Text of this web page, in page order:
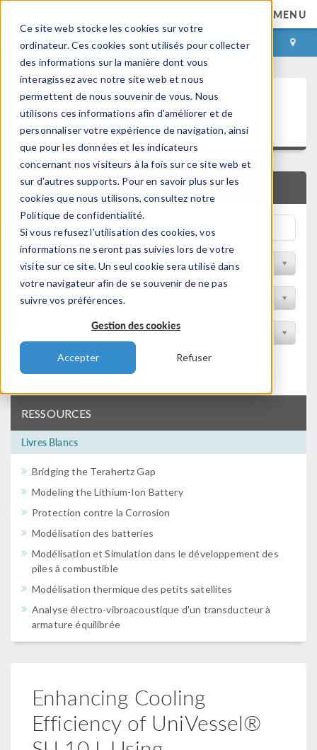
Ce site web stocke les cookies sur votre
ordinateur. Ces cookies sont utilisés pour collecter
des informations sur la manière dont vous
interagissez avec notre site web et nous
permettent de nous souvenir de vous. Nous
utilisons ces informations afin d'améliorer et de
personnaliser votre expérience de navigation, ainsi
que pour les données et les indicateurs
concernant nos visiteurs à la fois sur ce site web et
sur d'autres supports. Pour en savoir plus sur les
cookies que nous utilisons, consultez notre
Politique de confidentialité.
Si vous refusez l'utilisation des cookies, vos
informations ne seront pas suivies lors de votre
visite sur ce site. Un seul cookie sera utilisé dans
votre navigateur afin de se souvenir de ne pas
suivre vos préférences.
Gestion des cookies
Accepter Refuser
MENU
CONNEXION CONTACT
Articles techniques et
présentations
RECHERCHE RAPIDE
Filtrer par domaine physique
Filtrer par Industrie
Filtrer par conférence
RESSOURCES
Livres Blancs
Bridging the Terahertz Gap
Modeling the Lithium-Ion Battery
Protection contre la Corrosion
Modélisation des batteries
Modélisation et Simulation dans le développement des
piles à combustible
Modélisation thermique des petits satellites
Analyse électro-vibroacoustique d'un transducteur à
armature équilibrée
Enhancing Cooling
Efficiency of UniVessel®